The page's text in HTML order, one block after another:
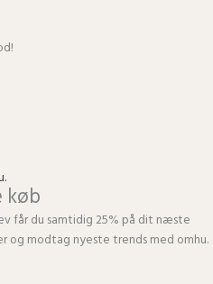
køb
får du samtidig 25% på dit næste
og modtag nyeste trends med omhu.